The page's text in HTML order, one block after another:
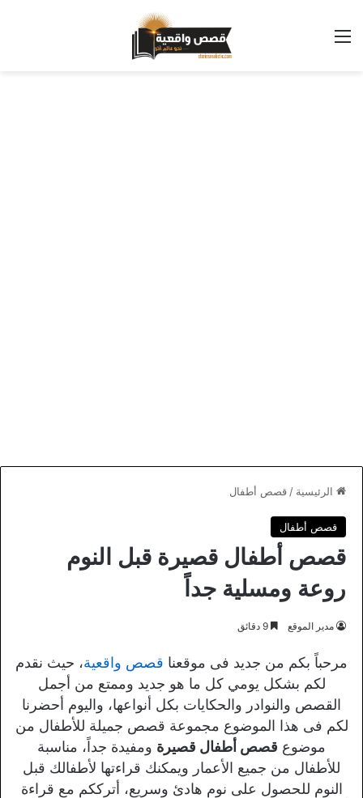
القائمة
الرئيسية / قصص أطفال
قصص أطفال
قصص أطفال قصيرة قبل النوم
روعة ومسلية جداً
مدير الموقع
مرحباً بكم من جديد فى موقعنا قصص واقعية، حيث نقدم
لكم بشكل يومي كل ما هو جديد وممتع من أجمل
القصص والنوادر والحكايات بكل أنواعها، واليوم أحضرنا
لكم فى هذا الموضوع مجموعة قصص جميلة للأطفال من
موضوع قصص أطفال قصيرة ومفيدة جداً، مناسبة
للأطفال من جميع الأعمار ويمكنك قراءتها لأطفالك قبل
النوم للحصول على نوم هادئ وسريع، أترككم مع قراءة